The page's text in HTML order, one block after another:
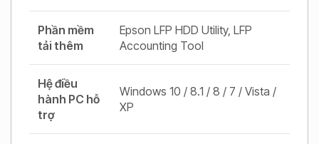
Phần mềm
tải thêm
Epson LFP HDD Utility, LFP
Accounting Tool
Hệ điều
hành PC hỗ
trợ
Windows 10 / 8.1 / 8 / 7 / Vista /
XP